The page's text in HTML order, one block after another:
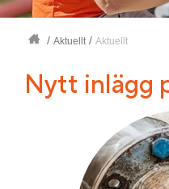
/ Aktuellt / Aktuellt
Nytt inlägg